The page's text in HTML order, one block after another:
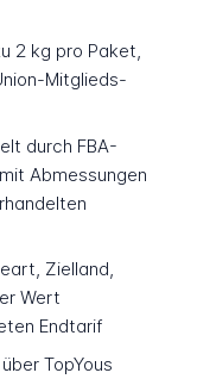
2 kg pro Paket,
Mitglieds-
durch FBA-
Abmessungen
Zielland,
Wert
Endtarif
TopYous